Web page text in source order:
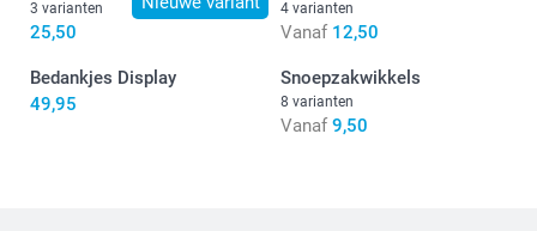
3 varianten
25,50
4 varianten
Vanaf 12,50
Bedankjes Display
49,95
Snoepzakwikkels
8 varianten
Vanaf 9,50